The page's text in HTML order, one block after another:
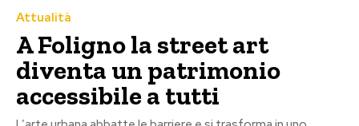
Attualità
A Foligno la street art
diventa un patrimonio
accessibile a tutti